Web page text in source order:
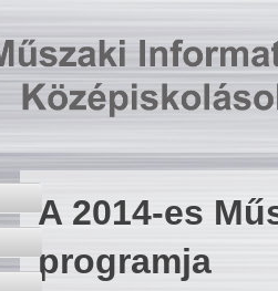
A 2014-es
programja